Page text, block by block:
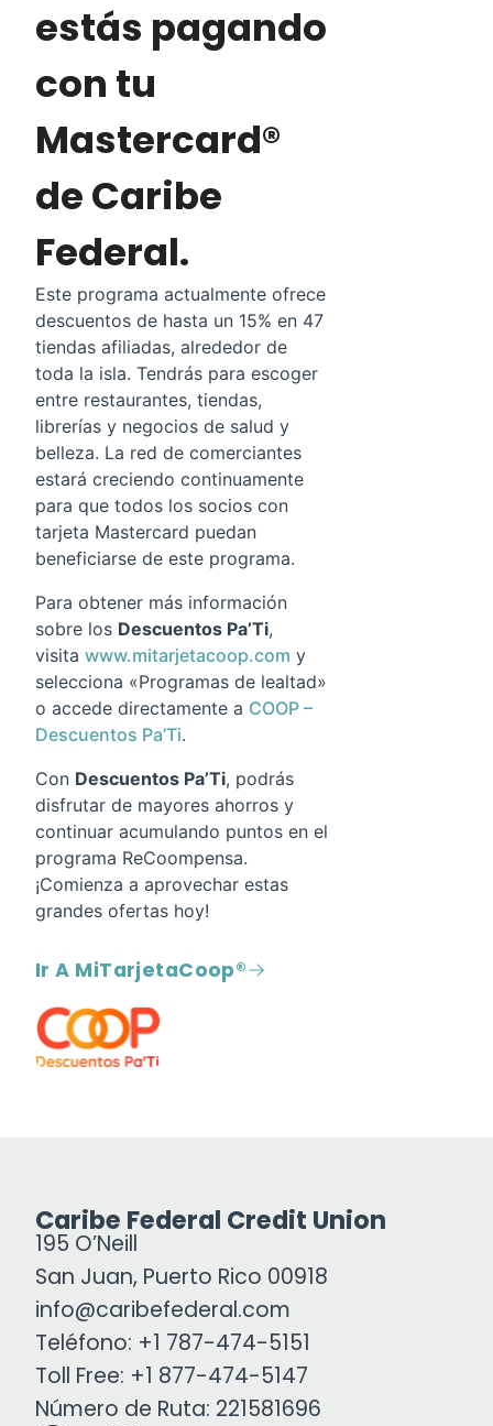
estás pagando
con tu
Mastercard®
de Caribe
Federal.
Este programa actualmente ofrece
descuentos de hasta un 15% en 47
tiendas afiliadas, alrededor de
toda la isla. Tendrás para escoger
entre restaurantes, tiendas,
librerías y negocios de salud y
belleza. La red de comerciantes
estará creciendo continuamente
para que todos los socios con
tarjeta Mastercard puedan
beneficiarse de este programa.
Para obtener más información
sobre los Descuentos Pa’Ti,
visita www.mitarjetacoop.com y
selecciona «Programas de lealtad»
o accede directamente a COOP –
Descuentos Pa’Ti.
Con Descuentos Pa’Ti, podrás
disfrutar de mayores ahorros y
continuar acumulando puntos en el
programa ReCoompensa.
¡Comienza a aprovechar estas
grandes ofertas hoy!
Ir A MiTarjetaCoop®
Caribe Federal Credit Union
195 O’Neill
San Juan, Puerto Rico 00918
info@caribefederal.com
Teléfono: +1 787-474-5151
Toll Free: +1 877-474-5147
Número de Ruta: 221581696